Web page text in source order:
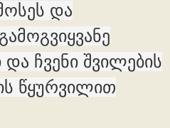
და
და ჩვენი შვილების
წყურვილით